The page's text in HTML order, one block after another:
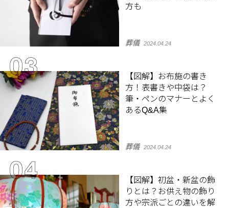
方も
葬儀 2024.04.24
【図解】お布施の書き
方！表書きや中袋は？
筆・ペンのマナーとよく
あるQ&A集
葬儀 2024.04.24
【図解】初盆・新盆の飾
りとは？お供え物の飾り
方や宗派ごとの違いを解